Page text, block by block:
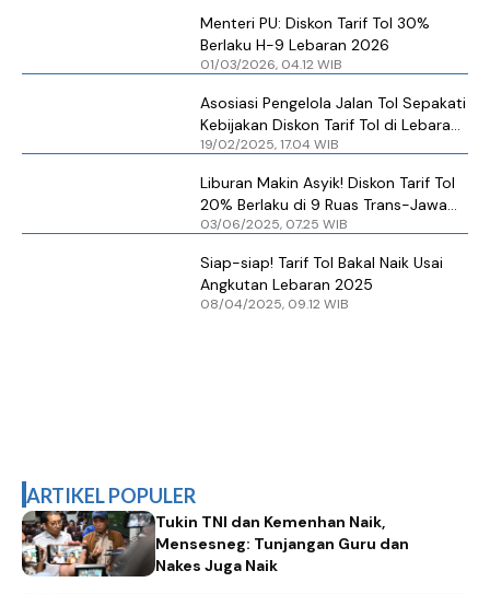
Menteri PU: Diskon Tarif Tol 30%
Berlaku H-9 Lebaran 2026
01/03/2026, 04.12 WIB
Asosiasi Pengelola Jalan Tol Sepakati
Kebijakan Diskon Tarif Tol di Lebaran
2025
19/02/2025, 17.04 WIB
Liburan Makin Asyik! Diskon Tarif Tol
20% Berlaku di 9 Ruas Trans-Jawa
dan Sumatera
03/06/2025, 07.25 WIB
Siap-siap! Tarif Tol Bakal Naik Usai
Angkutan Lebaran 2025
08/04/2025, 09.12 WIB
ARTIKEL POPULER
Tukin TNI dan Kemenhan Naik,
Mensesneg: Tunjangan Guru dan
Nakes Juga Naik